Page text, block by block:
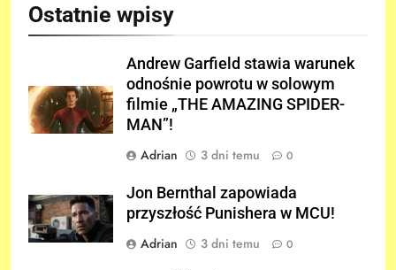
Ostatnie wpisy
Andrew Garfield stawia warunek
odnośnie powrotu w solowym
filmie „THE AMAZING SPIDER-
MAN”!
Adrian
3 dni temu 0
Jon Bernthal zapowiada
przyszłość Punishera w MCU!
Adrian
3 dni temu 0